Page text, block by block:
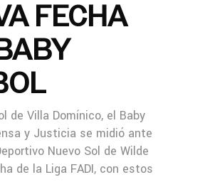
FECHA
de Villa Domínico, el Baby
y Justicia se midió ante
Nuevo Sol de Wilde
de la Liga FADI, con estos